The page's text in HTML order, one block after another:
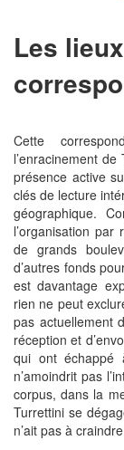
Les
Cette
l’enracinement
présence active
clés de lecture
géographique.
l’organisation
de grands
d’autres fonds
est davantage
rien ne peut
pas actuellement
réception et
qui ont échappé
n’amoindrit pas
corpus, dans la
Turrettini se
n’ait pas à